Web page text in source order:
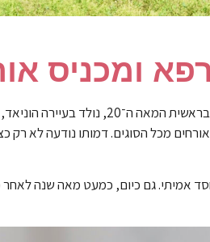
ומכניס
הרבי ישעיה שטיינר (1851-1925), מגדולי
מכל הסוגים. דמותו נודעה לא
אמיתי. גם כיום, כמעט מאה שנה